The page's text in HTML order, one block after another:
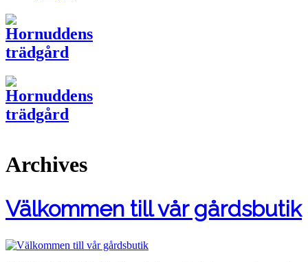
Archives
Välkommen till vår gårdsbutik